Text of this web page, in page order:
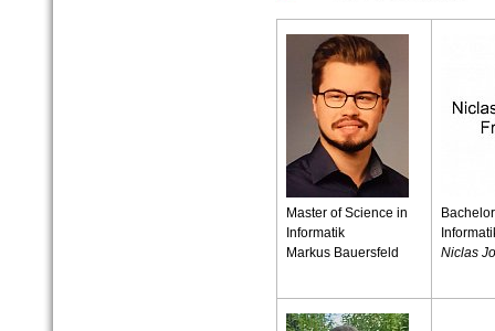
Master of Science in
Informatik
Markus Bauersfeld
Niclas